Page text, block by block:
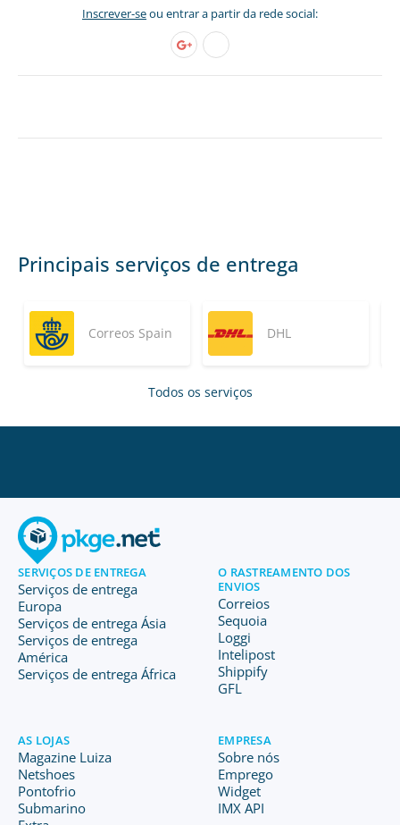
Inscrever-seou entrar a partir da rede social:
Principais serviços de entrega
Correos Spain DHL
Todos os serviços
SERVIÇOS DE ENTREGA
Serviços de entrega
Europa
Serviços de entrega Ásia
Serviços de entrega
América
Serviços de entrega África
O RASTREAMENTO DOS
ENVIOS
Correios
Sequoia
Loggi
Intelipost
Shippify
GFL
AS LOJAS
Magazine Luiza
Netshoes
Pontofrio
Submarino
EMPRESA
Sobre nós
Emprego
Widget
IMX API